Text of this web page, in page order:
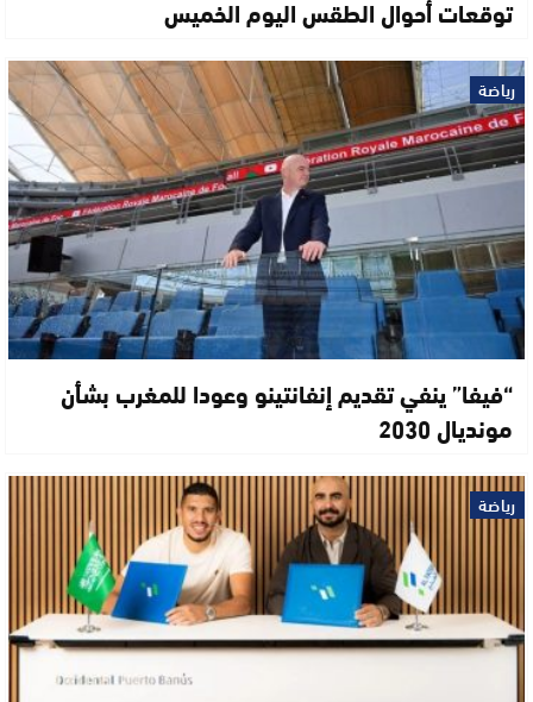
توقعات أحوال الطقس اليوم الخميس
رياضة
“فيفا” ينفي تقديم إنفانتينو وعودا للمغرب بشأن
مونديال 2030
رياضة